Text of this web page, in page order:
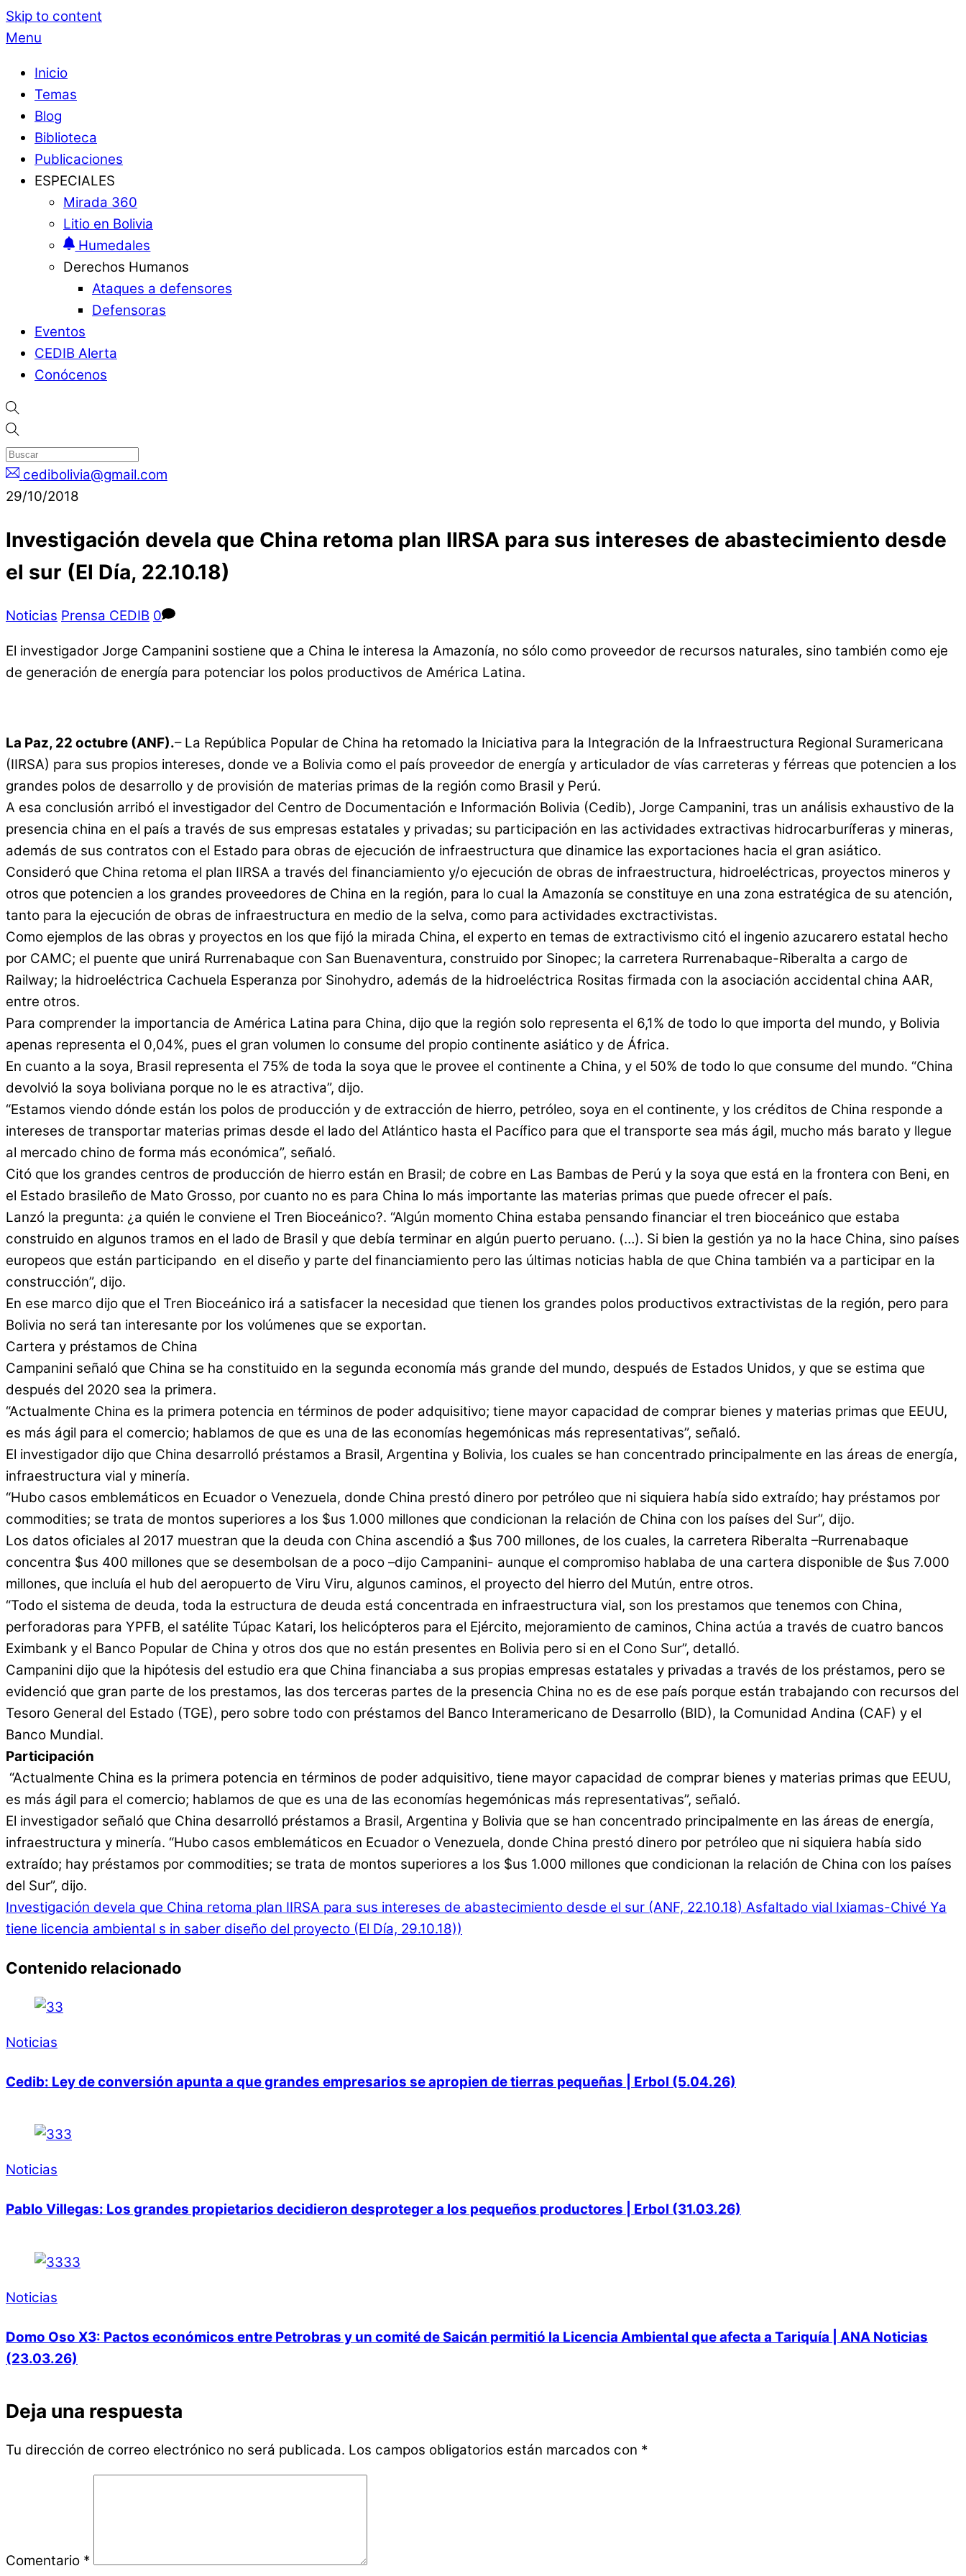
Skip to content
Menu
Inicio
Temas
Blog
Biblioteca
Publicaciones
ESPECIALES
Mirada 360
Litio en Bolivia
Humedales
Derechos Humanos
Ataques a defensores
Defensoras
Eventos
CEDIB Alerta
Conócenos
cedibolivia@gmail.com
29/10/2018
Investigación devela que China retoma plan IIRSA para sus intereses de abastecimiento desde
el sur (El Día, 22.10.18)
Noticias Prensa CEDIB 0
El investigador Jorge Campanini sostiene que a China le interesa la Amazonía, no sólo como proveedor de recursos naturales, sino también como eje
de generación de energía para potenciar los polos productivos de América Latina.
La Paz, 22 octubre (ANF).– La República Popular de China ha retomado la Iniciativa para la Integración de la Infraestructura Regional Suramericana
(IIRSA) para sus propios intereses, donde ve a Bolivia como el país proveedor de energía y articulador de vías carreteras y férreas que potencien a los
grandes polos de desarrollo y de provisión de materias primas de la región como Brasil y Perú.
A esa conclusión arribó el investigador del Centro de Documentación e Información Bolivia (Cedib), Jorge Campanini, tras un análisis exhaustivo de la
presencia china en el país a través de sus empresas estatales y privadas; su participación en las actividades extractivas hidrocarburíferas y mineras,
además de sus contratos con el Estado para obras de ejecución de infraestructura que dinamice las exportaciones hacia el gran asiático.
Consideró que China retoma el plan IIRSA a través del financiamiento y/o ejecución de obras de infraestructura, hidroeléctricas, proyectos mineros y
otros que potencien a los grandes proveedores de China en la región, para lo cual la Amazonía se constituye en una zona estratégica de su atención,
tanto para la ejecución de obras de infraestructura en medio de la selva, como para actividades exctractivistas.
Como ejemplos de las obras y proyectos en los que fijó la mirada China, el experto en temas de extractivismo citó el ingenio azucarero estatal hecho
por CAMC; el puente que unirá Rurrenabaque con San Buenaventura, construido por Sinopec; la carretera Rurrenabaque-Riberalta a cargo de
Railway; la hidroeléctrica Cachuela Esperanza por Sinohydro, además de la hidroeléctrica Rositas firmada con la asociación accidental china AAR,
entre otros.
Para comprender la importancia de América Latina para China, dijo que la región solo representa el 6,1% de todo lo que importa del mundo, y Bolivia
apenas representa el 0,04%, pues el gran volumen lo consume del propio continente asiático y de África.
En cuanto a la soya, Brasil representa el 75% de toda la soya que le provee el continente a China, y el 50% de todo lo que consume del mundo. “China
devolvió la soya boliviana porque no le es atractiva”, dijo.
“Estamos viendo dónde están los polos de producción y de extracción de hierro, petróleo, soya en el continente, y los créditos de China responde a
intereses de transportar materias primas desde el lado del Atlántico hasta el Pacífico para que el transporte sea más ágil, mucho más barato y llegue
al mercado chino de forma más económica”, señaló.
Citó que los grandes centros de producción de hierro están en Brasil; de cobre en Las Bambas de Perú y la soya que está en la frontera con Beni, en
el Estado brasileño de Mato Grosso, por cuanto no es para China lo más importante las materias primas que puede ofrecer el país.
Lanzó la pregunta: ¿a quién le conviene el Tren Bioceánico?. “Algún momento China estaba pensando financiar el tren bioceánico que estaba
construido en algunos tramos en el lado de Brasil y que debía terminar en algún puerto peruano. (…). Si bien la gestión ya no la hace China, sino países
europeos que están participando en el diseño y parte del financiamiento pero las últimas noticias habla de que China también va a participar en la
construcción”, dijo.
En ese marco dijo que el Tren Bioceánico irá a satisfacer la necesidad que tienen los grandes polos productivos extractivistas de la región, pero para
Bolivia no será tan interesante por los volúmenes que se exportan.
Cartera y préstamos de China
Campanini señaló que China se ha constituido en la segunda economía más grande del mundo, después de Estados Unidos, y que se estima que
después del 2020 sea la primera.
“Actualmente China es la primera potencia en términos de poder adquisitivo; tiene mayor capacidad de comprar bienes y materias primas que EEUU,
es más ágil para el comercio; hablamos de que es una de las economías hegemónicas más representativas”, señaló.
El investigador dijo que China desarrolló préstamos a Brasil, Argentina y Bolivia, los cuales se han concentrado principalmente en las áreas de energía,
infraestructura vial y minería.
“Hubo casos emblemáticos en Ecuador o Venezuela, donde China prestó dinero por petróleo que ni siquiera había sido extraído; hay préstamos por
commodities; se trata de montos superiores a los $us 1.000 millones que condicionan la relación de China con los países del Sur”, dijo.
Los datos oficiales al 2017 muestran que la deuda con China ascendió a $us 700 millones, de los cuales, la carretera Riberalta –Rurrenabaque
concentra $us 400 millones que se desembolsan de a poco –dijo Campanini- aunque el compromiso hablaba de una cartera disponible de $us 7.000
millones, que incluía el hub del aeropuerto de Viru Viru, algunos caminos, el proyecto del hierro del Mutún, entre otros.
“Todo el sistema de deuda, toda la estructura de deuda está concentrada en infraestructura vial, son los prestamos que tenemos con China,
perforadoras para YPFB, el satélite Túpac Katari, los helicópteros para el Ejército, mejoramiento de caminos, China actúa a través de cuatro bancos
Eximbank y el Banco Popular de China y otros dos que no están presentes en Bolivia pero si en el Cono Sur”, detalló.
Campanini dijo que la hipótesis del estudio era que China financiaba a sus propias empresas estatales y privadas a través de los préstamos, pero se
evidenció que gran parte de los prestamos, las dos terceras partes de la presencia China no es de ese país porque están trabajando con recursos del
Tesoro General del Estado (TGE), pero sobre todo con préstamos del Banco Interamericano de Desarrollo (BID), la Comunidad Andina (CAF) y el
Banco Mundial.
Participación
“Actualmente China es la primera potencia en términos de poder adquisitivo, tiene mayor capacidad de comprar bienes y materias primas que EEUU,
es más ágil para el comercio; hablamos de que es una de las economías hegemónicas más representativas”, señaló.
El investigador señaló que China desarrolló préstamos a Brasil, Argentina y Bolivia que se han concentrado principalmente en las áreas de energía,
infraestructura y minería. “Hubo casos emblemáticos en Ecuador o Venezuela, donde China prestó dinero por petróleo que ni siquiera había sido
extraído; hay préstamos por commodities; se trata de montos superiores a los $us 1.000 millones que condicionan la relación de China con los países
del Sur”, dijo.
Investigación devela que China retoma plan IIRSA para sus intereses de abastecimiento desde el sur (ANF, 22.10.18) Asfaltado vial Ixiamas-Chivé Ya
tiene licencia ambiental s in saber diseño del proyecto (El Día, 29.10.18))
Contenido relacionado
Noticias
Cedib: Ley de conversión apunta a que grandes empresarios se apropien de tierras pequeñas | Erbol (5.04.26)
Noticias
Pablo Villegas: Los grandes propietarios decidieron desproteger a los pequeños productores | Erbol (31.03.26)
Noticias
Domo Oso X3: Pactos económicos entre Petrobras y un comité de Saicán permitió la Licencia Ambiental que afecta a Tariquía | ANA Noticias
(23.03.26)
Deja una respuesta
Tu dirección de correo electrónico no será publicada. Los campos obligatorios están marcados con *
Comentario *